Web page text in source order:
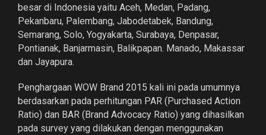
besar di Indonesia yaitu Aceh, Medan, Padang,
Pekanbaru, Palembang, Jabodetabek, Bandung,
Semarang, Solo, Yogyakarta, Surabaya, Denpasar,
Pontianak, Banjarmasin, Balikpapan. Manado, Makassar
dan Jayapura.
Penghargaan WOW Brand 2015 kali ini pada umumnya
berdasarkan pada perhitungan PAR (Purchased Action
Ratio) dan BAR (Brand Advocacy Ratio) yang dihasilkan
pada survey yang dilakukan dengan menggunakan